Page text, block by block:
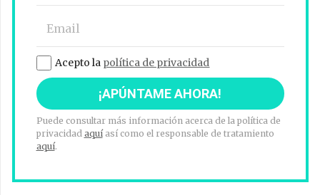
Acepto la política de privacidad
Puede consultar más información acerca de la política de
privacidad aquíasí como el responsable de tratamiento
aquí.